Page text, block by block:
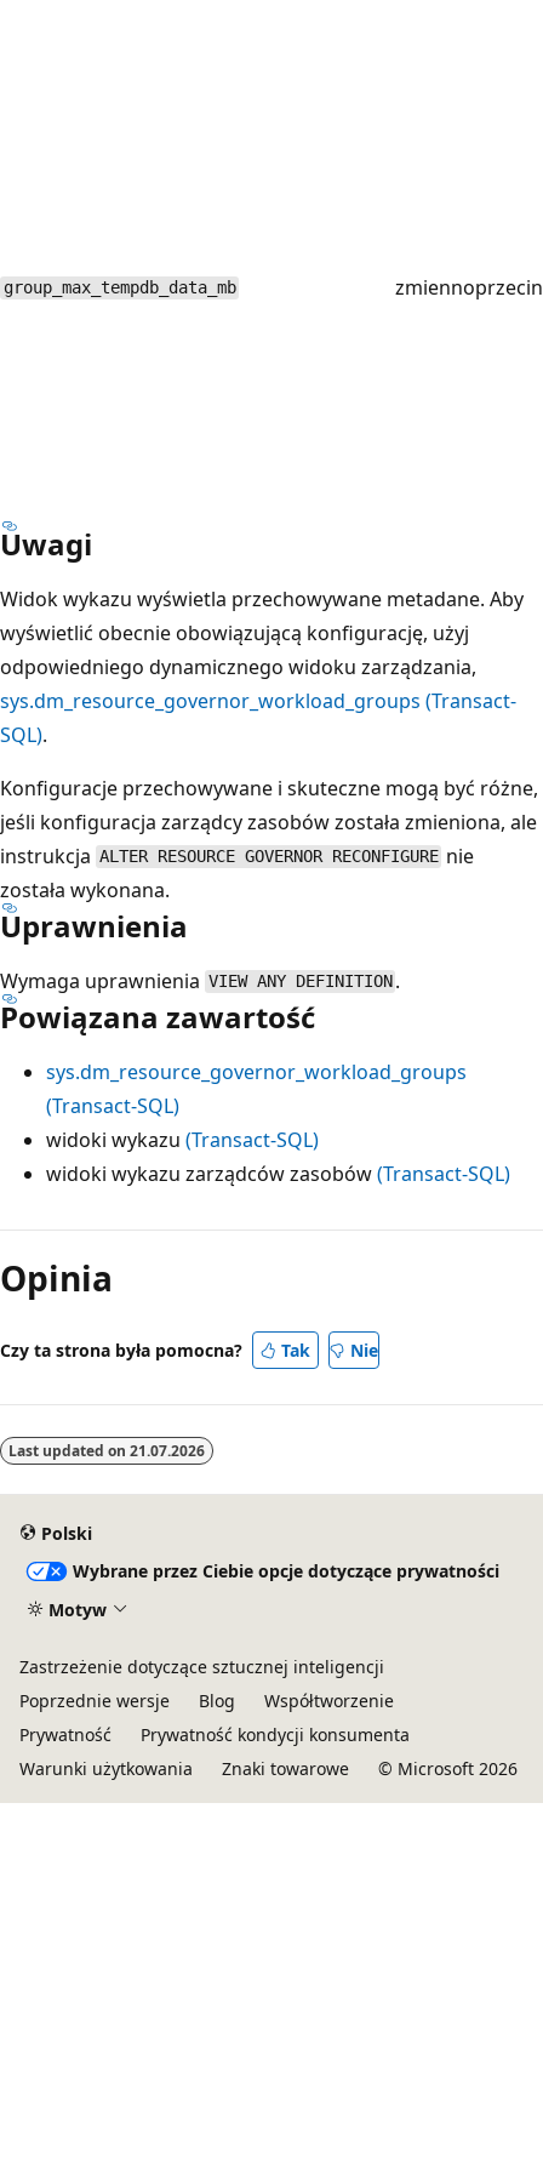
group_max_tempdb_data_mb
Uwagi
Widok wykazu wyświetla przechowywane metadane. Aby
wyświetlić obecnie obowiązującą konfigurację, użyj
odpowiedniego dynamicznego widoku zarządzania,
sys.dm_resource_governor_workload_groups (Transact-
SQL).
Konfiguracje przechowywane i skuteczne mogą być różne,
jeśli konfiguracja zarządcy zasobów została zmieniona, ale
instrukcja ALTER RESOURCE GOVERNOR RECONFIGURE nie
została wykonana.
Uprawnienia
Wymaga uprawnienia VIEW ANY DEFINITION .
Powiązana zawartość
sys.dm_resource_governor_workload_groups
(Transact-SQL)
widoki wykazu (Transact-SQL)
widoki wykazu zarządców zasobów(Transact-SQL)
Opinia
Czy ta strona była pomocna? Tak Nie
Last updated on 21.07.2026
Polski
Wybrane przez Ciebie opcje dotyczące prywatności
Motyw
Zastrzeżenie dotyczące sztucznej inteligencji
Poprzednie wersje
Blog
Współtworzenie
Prywatność
Prywatność kondycji konsumenta
Warunki użytkowania
Znaki towarowe © Microsoft 2026